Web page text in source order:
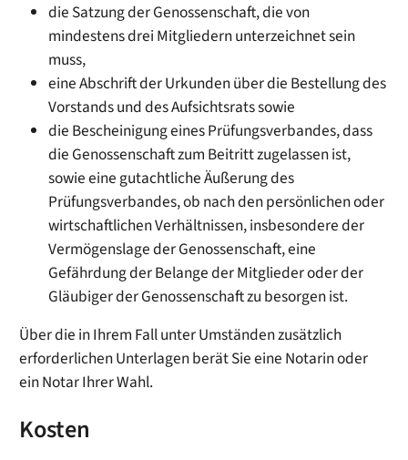
die Satzung der Genossenschaft, die von
mindestens drei Mitgliedern unterzeichnet sein
muss,
eine Abschrift der Urkunden über die Bestellung des
Vorstands und des Aufsichtsrats sowie
die Bescheinigung eines Prüfungsverbandes, dass
die Genossenschaft zum Beitritt zugelassen ist,
sowie eine gutachtliche Äußerung des
Prüfungsverbandes, ob nach den persönlichen oder
wirtschaftlichen Verhältnissen, insbesondere der
Vermögenslage der Genossenschaft, eine
Gefährdung der Belange der Mitglieder oder der
Gläubiger der Genossenschaft zu besorgen ist.
Über die in Ihrem Fall unter Umständen zusätzlich
erforderlichen Unterlagen berät Sie eine Notarin oder
ein Notar Ihrer Wahl.
Kosten